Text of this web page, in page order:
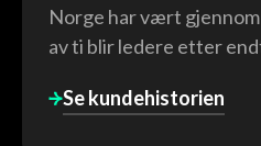
Norge har vært
av ti blir ledere etter
Se kundehistorien